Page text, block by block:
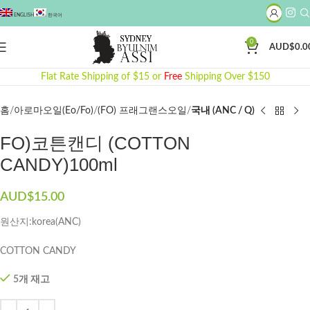
ENGLISH 한국어
0
AUD$
Flat Rate Shipping of $15 or Free Shipping Over $150
Click to enlarge
홈 아로마오일(Eo/Fo) (FO) 프래그랜스오일 국내 (ANC / Q)
FO)코튼캔디 (COTTON
CANDY)100ml
AUD$15.00
원산지:korea(ANC)
COTTON CANDY
5개 재고